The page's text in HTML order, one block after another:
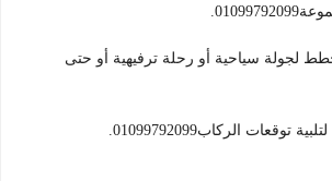
لجولة سياحية أو رحلة ترفيهية أو حتى
الركاب01099792099.